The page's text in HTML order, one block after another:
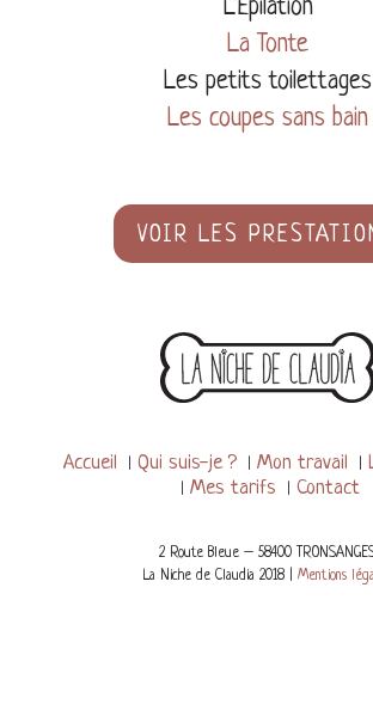
L’Epilation
La Tonte
Les petits toilettages
Les coupes sans bain
VOIR LES
Accueil Qui suis-je ? Mon travail
Mes tarifs
Contact
2 Route Bleue – 58400
La Niche de Claudia 2018 |Mentions